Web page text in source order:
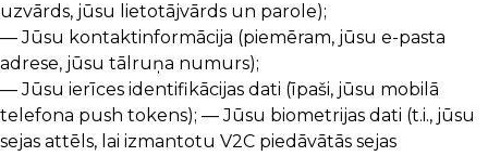
uzvārds, jūsu lietotājvārds un parole);
— Jūsu kontaktinformācija (piemēram, jūsu e-pasta
adrese, jūsu tālruņa numurs);
— Jūsu ierīces identifikācijas dati (īpaši, jūsu mobilā
telefona push tokens); — Jūsu biometrijas dati (t.i., jūsu
sejas attēls, lai izmantotu V2C piedāvātās sejas